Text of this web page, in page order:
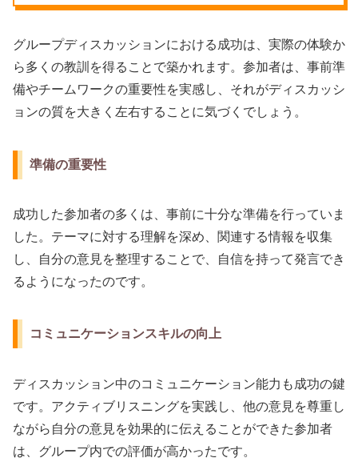
グループディスカッションにおける成功は、実際の体験か
ら多くの教訓を得ることで築かれます。参加者は、事前準
備やチームワークの重要性を実感し、それがディスカッシ
ョンの質を大きく左右することに気づくでしょう。
準備の重要性
成功した参加者の多くは、事前に十分な準備を行っていま
した。テーマに対する理解を深め、関連する情報を収集
し、自分の意見を整理することで、自信を持って発言でき
るようになったのです。
コミュニケーションスキルの向上
ディスカッション中のコミュニケーション能力も成功の鍵
です。アクティブリスニングを実践し、他の意見を尊重し
ながら自分の意見を効果的に伝えることができた参加者
は、グループ内での評価が高かったです。